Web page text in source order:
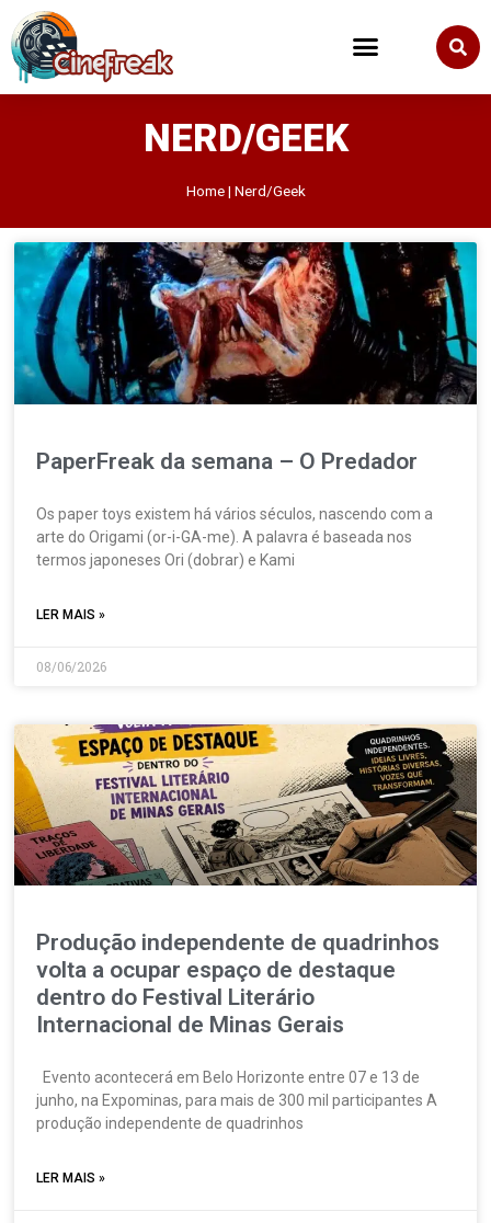
NERD/GEEK
Home| Nerd/Geek
PaperFreak da semana – O Predador
Os paper toys existem há vários séculos, nascendo com a
arte do Origami (or-i-GA-me). A palavra é baseada nos
termos japoneses Ori (dobrar) e Kami
LER MAIS »
08/06/2026
Produção independente de quadrinhos
volta a ocupar espaço de destaque
dentro do Festival Literário
Internacional de Minas Gerais
Evento acontecerá em Belo Horizonte entre 07 e 13 de
junho, na Expominas, para mais de 300 mil participantes A
produção independente de quadrinhos
LER MAIS »